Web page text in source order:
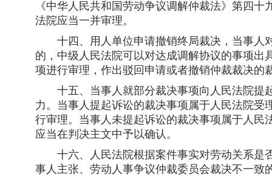
《中华人民共和国劳动争议调解仲裁法》第四
法院应当一并审理。
十四、用人单位申请撤销终局裁决，当事人
的，中级人民法院可以对达成调解协议的事项出
项进行审理，作出驳回申请或者撤销仲裁裁决的
十五、当事人就部分裁决事项向人民法院提
力。当事人提起诉讼的裁决事项属于人民法院受
行审理。当事人未提起诉讼的裁决事项属于人民
应当在判决主文中予以确认。
十六、人民法院根据案件事实对劳动关系是
事人主张、劳动人事争议仲裁委员会裁决不一致